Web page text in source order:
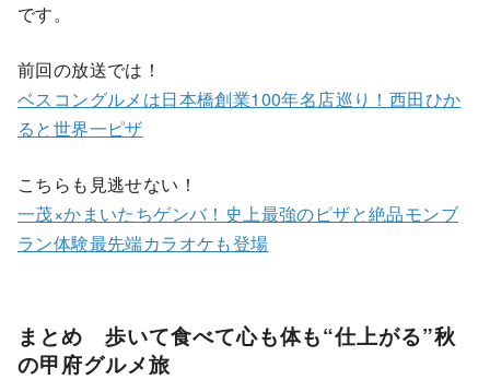
です。
前回の放送では！
ベスコングルメは日本橋創業100年名店巡り！西田ひか
ると世界一ピザ
こちらも見逃せない！
一茂×かまいたちゲンバ！史上最強のピザと絶品モンブ
ラン体験最先端カラオケも登場
まとめ 歩いて食べて心も体も“仕上がる”秋
の甲府グルメ旅